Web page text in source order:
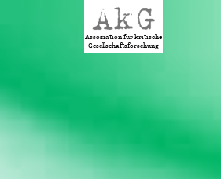
Assoziation für kritische
Gesellschaftsforschung